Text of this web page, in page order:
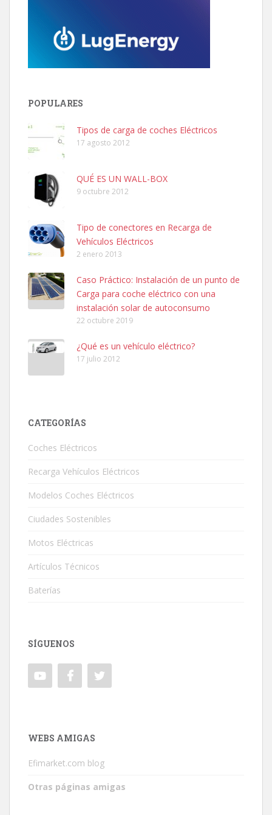
POPULARES
Tipos de carga de coches Eléctricos
17 agosto 2012
QUÉ ES UN WALL-BOX
9 octubre 2012
Tipo de conectores en Recarga de
Vehículos Eléctricos
2 enero 2013
Caso Práctico: Instalación de un punto de
Carga para coche eléctrico con una
instalación solar de autoconsumo
22 octubre 2019
¿Qué es un vehículo eléctrico?
17 julio 2012
CATEGORÍAS
Coches Eléctricos
Recarga Vehículos Eléctricos
Modelos Coches Eléctricos
Ciudades Sostenibles
Motos Eléctricas
Artículos Técnicos
Baterías
SÍGUENOS
WEBS AMIGAS
Efimarket.com blog
Otras páginas amigas